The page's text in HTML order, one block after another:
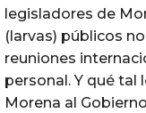
legisladores de
(larvas) públicos
reuniones
personal. Y qué tal
Morena al